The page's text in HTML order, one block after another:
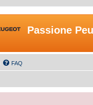
Passione
FAQ